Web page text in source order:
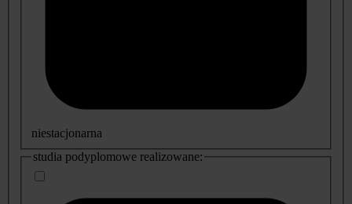
niestacjonarna
studia podyplomowe realizowane: